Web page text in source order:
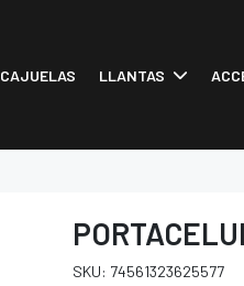
CAJUELAS LLANTAS
SKU: 74561323625577